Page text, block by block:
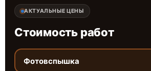
АКТУАЛЬНЫЕ ЦЕНЫ
Стоимость работ
Фотовспышка